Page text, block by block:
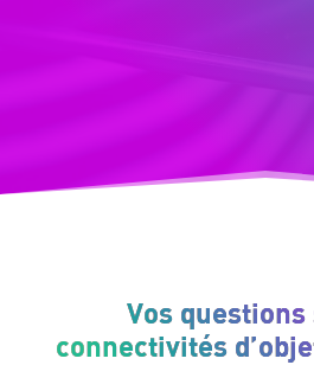
Vos
connectivités